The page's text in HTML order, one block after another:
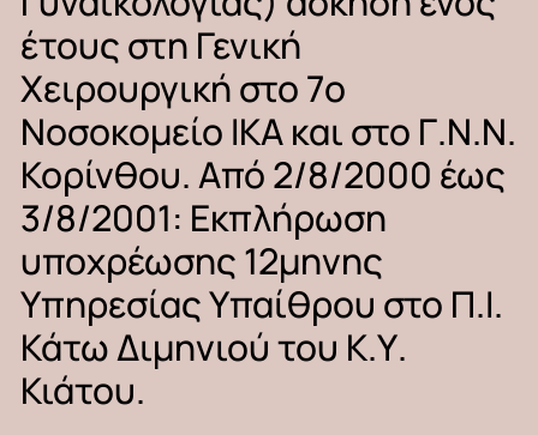
έτουςστη Γενική
Χειρουργικήστο7ο
Νοσοκομείο ΙΚΑκαιστο Γ.Ν.Ν.
Κορίνθου. Aπό2/8/2000 έως
3/8/2001: Eκπλήρωση
υποχρέωσης12μηνης
ΥπηρεσίαςΥπαίθρου στο Π.Ι.
ΚάτωΔιμηνιού του Κ.Υ.
Κιάτου.